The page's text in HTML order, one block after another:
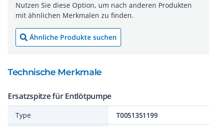
Nutzen Sie diese Option, um nach anderen Produkten
mit ähnlichen Merkmalen zu finden.
Ähnliche Produkte suchen
Technische Merkmale
Ersatzspitze für Entlötpumpe
Type
T0051351199